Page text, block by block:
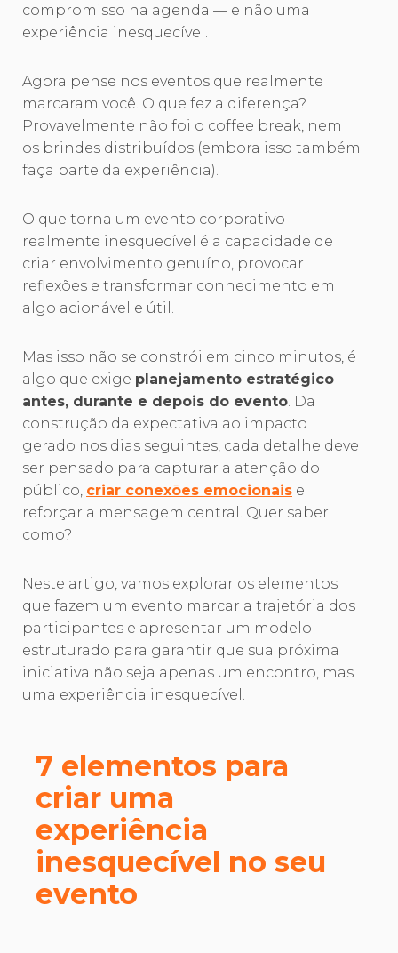
compromisso na agenda — e não uma
experiência inesquecível.
Agora pense nos eventos que realmente
marcaram você. O que fez a diferença?
Provavelmente não foi o coffee break, nem
os brindes distribuídos (embora isso também
faça parte da experiência).
O que torna um evento corporativo
realmente inesquecível é a capacidade de
criar envolvimento genuíno, provocar
reflexões e transformar conhecimento em
algo acionável e útil.
Mas isso não se constrói em cinco minutos, é
algo que exige planejamento estratégico
antes, durante e depois do evento. Da
construção da expectativa ao impacto
gerado nos dias seguintes, cada detalhe deve
ser pensado para capturar a atenção do
público, criar conexões emocionais e
reforçar a mensagem central. Quer saber
como?
Neste artigo, vamos explorar os elementos
que fazem um evento marcar a trajetória dos
participantes e apresentar um modelo
estruturado para garantir que sua próxima
iniciativa não seja apenas um encontro, mas
uma experiência inesquecível.
7 elementos para
criar uma
experiência
inesquecível no seu
evento